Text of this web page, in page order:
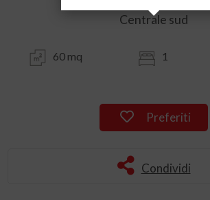
Centrale sud
60 mq 1
Preferiti
Condividi